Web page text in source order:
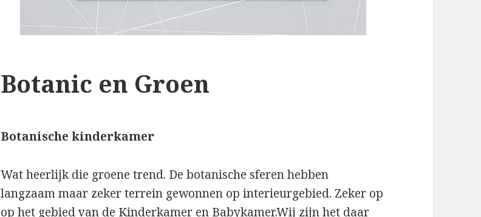
Botanic en Groen
Botanische kinderkamer
Wat heerlijk die groene trend. De botanische sferen hebben
langzaam maar zeker terrein gewonnen op interieurgebied. Zeker op
op het gebied van de Kinderkamer en Babykamer.Wij zijn het daar